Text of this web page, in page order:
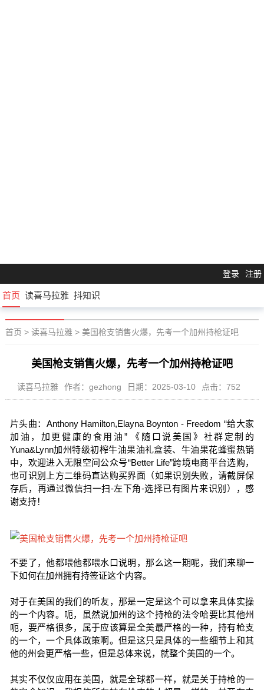
登录 注册
首页 读喜马拉雅 抖知识
首页 > 读喜马拉雅> 美国枪支销售火爆，先考一个加州持枪证吧
美国枪支销售火爆，先考一个加州持枪证吧
读喜马拉雅 作者：gezhong 日期：2025-03-10 点击：752
片头曲：Anthony Hamilton,Elayna Boynton - Freedom “给大家
加油，加更健康的食用油” 《随口说美国》社群定制的
Yuna&Lynn加州特级初榨牛油果油礼盒装、牛油果花蜂蜜热销
中，欢迎进入无限空间公众号“Better Life”跨境电商平台选购，
也可识别上方二维码直达购买界面（如果识别失败，请截屏保
存后，再通过微信扫一扫-左下角-选择已有图片来识别），感
谢支持！
不要了，他都喂他都喂水口说明，那么这一期呢，我们来聊一
下如何在加州拥有持签证这个内容。
对于在美国的我们的听友，那是一定是这个可以拿来具体实操
的一个内容。呃，虽然说加州的这个持枪的法令哈要比其他州
呃，要严格很多，属于应该算是全美最严格的一种，持有枪支
的一个，一个具体政策啊。但是这只是具体的一些细节上和其
他的州会更严格一些，但是总体来说，就整个美国的一个。
其实不仅仅应用在美国，就是全球都一样，就是关于持枪的一